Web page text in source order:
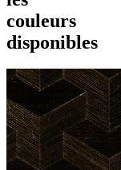
couleurs
disponibles